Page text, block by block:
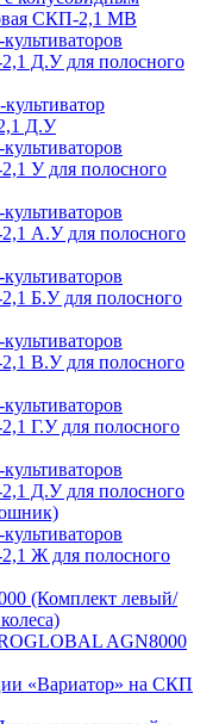
СКП-2,1 МВ
Д.У для полосного
Д.У
У для полосного
А.У для полосного
Б.У для полосного
В.У для полосного
Г.У для полосного
Д.У для полосного
Ж для полосного
(Комплект левый/
AGN8000
«Вариатор» на СКП